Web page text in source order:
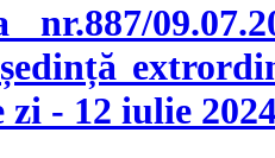
nr.887/
- 12 iulie